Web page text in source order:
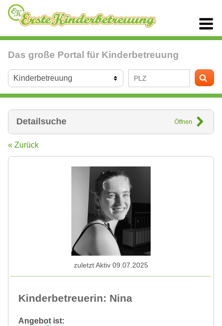
Das große Portal für Kinderbetreuung
Detailsuche Öffnen
« Zurück
Kinderbetreuerin: Nina
Angebot ist:
zuletzt Aktiv 09.07.2025